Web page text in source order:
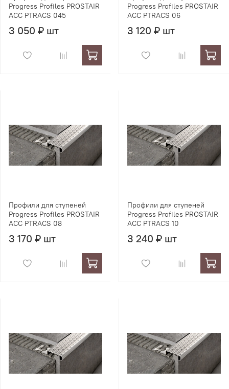
Progress Profiles PROSTAIR
ACC PTRACS 045
3 050 ₽ шт
Progress Profiles PROSTAIR
ACC PTRACS 06
3 120 ₽ шт
Профили для ступеней
Progress Profiles PROSTAIR
ACC PTRACS 08
3 170 ₽ шт
Профили для ступеней
Progress Profiles PROSTAIR
ACC PTRACS 10
3 240 ₽ шт